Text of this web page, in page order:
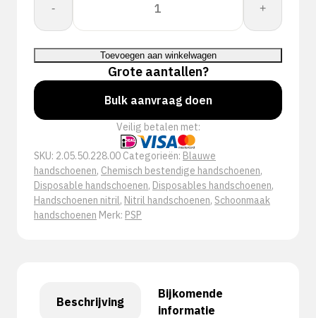
-
228
Single
Use
Nitrile
werkhandschoen
+
Toevoegen aan winkelwagen
Grote aantallen?
Bulk aanvraag doen
Veilig betalen met:
SKU: 2.05.50.228.00 Categorieën: Blauwe
handschoenen, Chemisch bestendige handschoenen,
Disposable handschoenen, Disposables handschoenen,
Handschoenen nitril, Nitril handschoenen, Schoonmaak
handschoenen Merk: PSP
Beschrijving
Bijkomende
informatie